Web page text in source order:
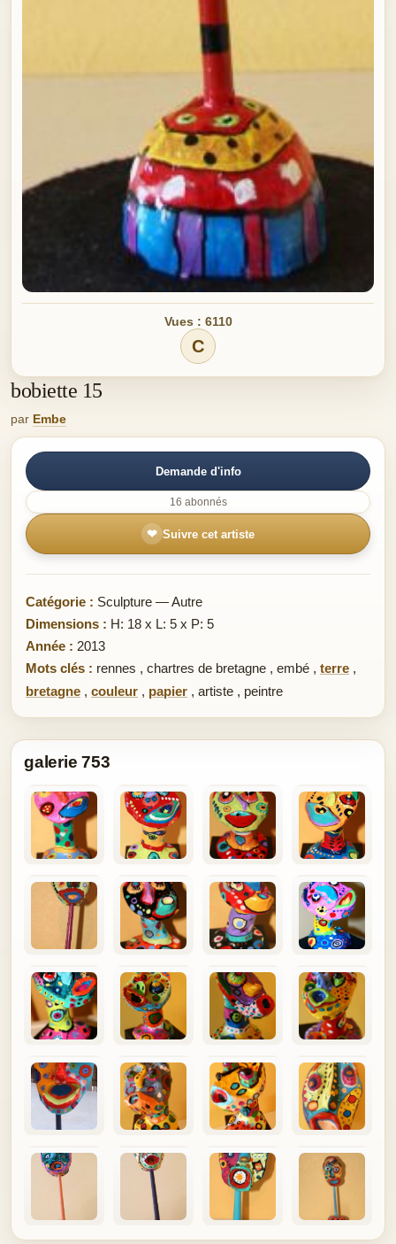
Vues : 6110
C
bobiette 15
par Embe
Demande d'info
16 abonnés
❤ Suivre cet artiste
Catégorie : Sculpture — Autre
Dimensions : H: 18 x L: 5 x P: 5
Année : 2013
Mots clés : rennes , chartres de bretagne , embé , terre ,
bretagne , couleur , papier , artiste , peintre
galerie 753